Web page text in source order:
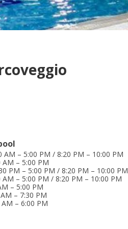
AM – 5:00 PM / 8:20 PM – 10:00 PM
AM – 5:00 PM
PM – 5:00 PM / 8:20 PM – 10:00 PM
AM – 5:00 PM / 8:20 PM – 10:00 PM
– 5:00 PM
– 7:30 PM
AM – 6:00 PM